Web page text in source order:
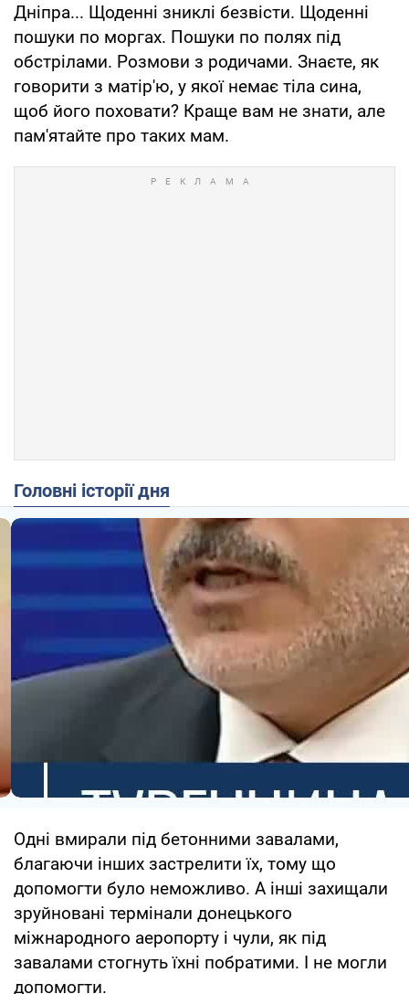
Дніпра... Щоденні зниклі безвісти. Щоденні
пошуки по моргах. Пошуки по полях під
обстрілами. Розмови з родичами. Знаєте, як
говорити з матір'ю, у якої немає тіла сина,
щоб його поховати? Краще вам не знати, але
пам'ятайте про таких мам.
Головні історії дня
Одні вмирали під бетонними завалами,
благаючи інших застрелити їх, тому що
допомогти було неможливо. А інші захищали
зруйновані термінали донецького
міжнародного аеропорту і чули, як під
завалами стогнуть їхні побратими. І не могли
допомогти.